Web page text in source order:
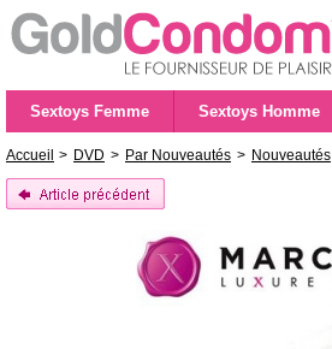
Sextoys Femme Sextoys Homme
Accueil > DVD > Par Nouveautés > Nouveautés